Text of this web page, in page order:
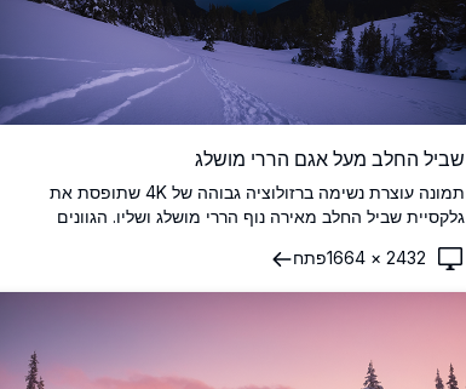
שביל החלב מעל אגם הררי מושלג
תמונה עוצרת נשימה ברזולוציה גבוהה של 4K שתופסת את
גלקסיית שביל החלב מאירה נוף הררי מושלג ושליו. הגוונים
המושלגות ואגם שליו למטה, המשקף את השמיים זרועי הכוכבים.
עצים עמוסי שלג ועקבות טריות בחזית מוסיפים עומק לסצנת לילה
2432
×
1664פתח